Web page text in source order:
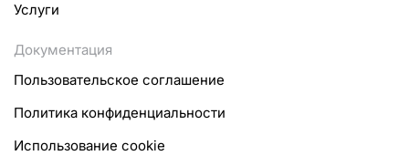
Услуги
Документация
Пользовательское соглашение
Политика конфиденциальности
Использование cookie